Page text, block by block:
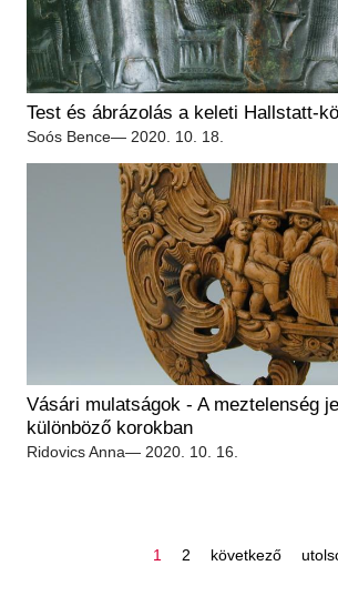
Test és ábrázolás a keleti Hallstatt-
Soós Bence— 2020. 10. 18.
Vásári mulatságok - A meztelenség
különböző korokban
Ridovics Anna— 2020. 10. 16.
oldal
1 oldal
2
következő
következő